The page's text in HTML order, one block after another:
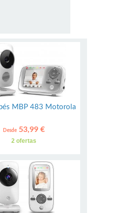
MBP 483 Motorola
Desde 53,99 €
2 ofertas